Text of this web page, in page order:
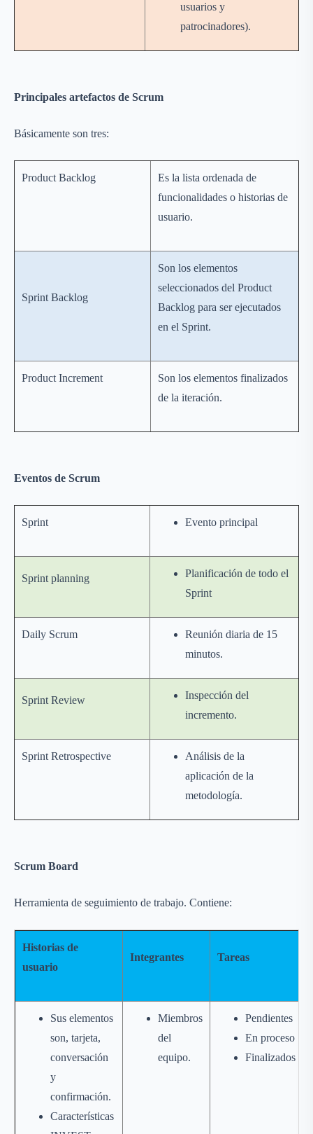
usuarios y
patrocinadores).
Principales artefactos de Scrum
Básicamente son tres:
Product Backlog
Es la lista ordenada de
funcionalidades o historias de
usuario.
Sprint Backlog
Son los elementos
seleccionados del Product
Backlog para ser ejecutados
en el Sprint.
Product Increment
Son los elementos finalizados
de la iteración.
Eventos de Scrum
Sprint Evento principal
Sprint planning
Planificación de todo el
Sprint
Daily Scrum
Reunión diaria de 15
minutos.
Sprint Review
Inspección del
incremento.
Sprint Retrospective
Análisis de la
aplicación de la
metodología.
Scrum Board
Herramienta de seguimiento de trabajo. Contiene:
Historias de
usuario
Integrantes Tareas
Sus elementos
son, tarjeta,
conversación
y
confirmación.
Características
Miembros
del
equipo.
Pendientes
En proceso
Finalizados